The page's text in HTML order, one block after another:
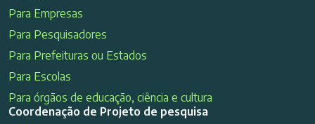
Para Empresas
Para Pesquisadores
Para Prefeituras ou Estados
Para Escolas
Para órgãos de educação, ciência e cultura
Coordenação de Projeto de pesquisa